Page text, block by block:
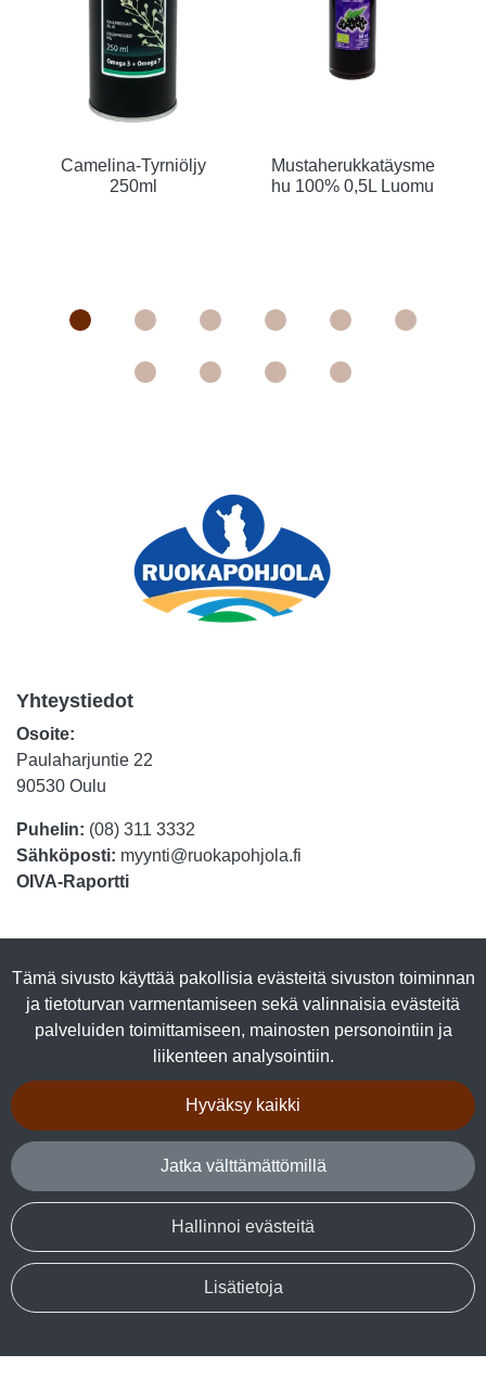
Tämä sivusto käyttää pakollisia evästeitä sivuston toiminnan
ja tietoturvan varmentamiseen sekä valinnaisia evästeitä
palveluiden toimittamiseen, mainosten personointiin ja
liikenteen analysointiin.
Hyväksy kaikki
Jatka välttämättömillä
Hallinnoi evästeitä
Lisätietoja
Camelina-Tyrniöljy
250ml
Mustaherukkatäysme
hu 100% 0,5L Luomu
Yhteystiedot
Osoite:
Paulaharjuntie 22
90530 Oulu
Puhelin: (08) 311 3332
Sähköposti: myynti@ruokapohjola.fi
OIVA-Raportti
Luomutuotteet
Lihasäilykkeet
Kalasäilykkeet
Talkkuna & Hunaja
Makeiset
Kuivalihat
Seuraa sosiaalisessa mediassa
Facebook